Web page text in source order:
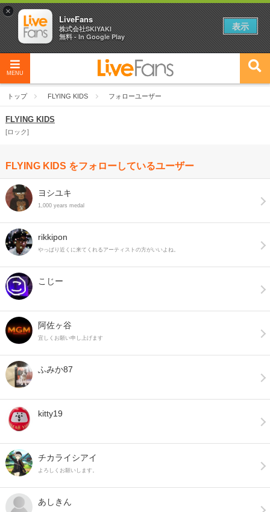
MENU
トップ FLYING KIDS フォローユーザー
FLYING KIDS
ロック
FLYING KIDS をフォローしているユーザー
ヨシユキ
1,000 years medal
rikkipon
やっぱり近くに来てくれるアーティストの方がいいよね。
こじー
阿佐ヶ谷
宜しくお願い申し上げます
ふみか87
kitty19
チカライシアイ
よろしくお願いします。
あしきん
×
LiveFans
株式会社SKIYAKI
無料 - In Google Play
表示